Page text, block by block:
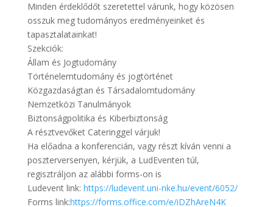
Minden érdeklődőt szeretettel várunk, hogy közösen
osszuk meg tudományos eredményeinket és
tapasztalatainkat!
Szekciók:
Állam és Jogtudomány
Történelemtudomány és jogtörténet
Közgazdaságtan és Társadalomtudomány
Nemzetközi Tanulmányok
Biztonságpolitika és Kiberbiztonság
A résztvevőket Cateringgel várjuk!
Ha előadna a konferencián, vagy részt kíván venni a
poszterversenyen, kérjük, a LudEventen túl,
regisztráljon az alábbi forms-on is
Ludevent link: https://ludevent.uni-nke.hu/event/6052/
Forms link:https://forms.office.com/e/iDZhAreN4K